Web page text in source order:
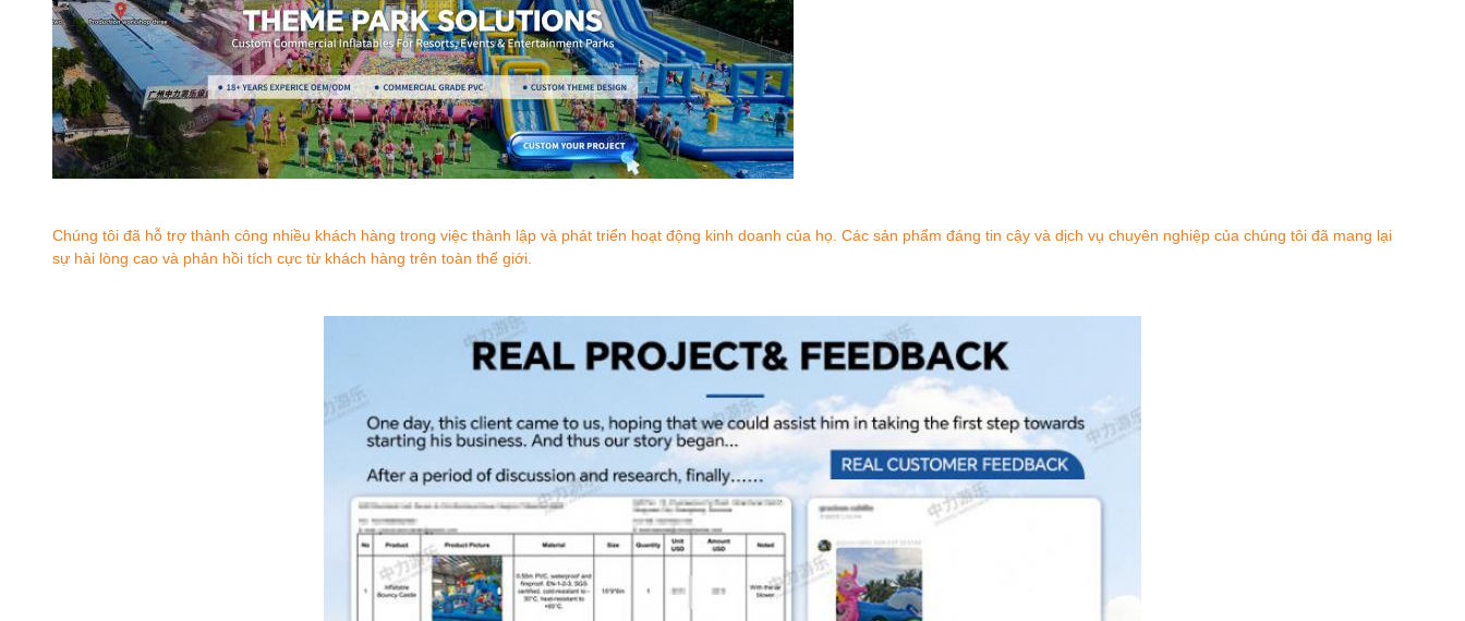
Chúng tôi đã hỗ trợ thành công nhiều khách hàng trong việc thành lập và phát triển hoạt động kinh doanh của họ. Các sản phẩm đáng tin cậy và dịch vụ chuyên nghiệp của chúng tôi đã mang lại
sự hài lòng cao và phản hồi tích cực từ khách hàng trên toàn thế giới.